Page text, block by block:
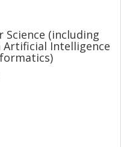
(including
Artificial Intelligence